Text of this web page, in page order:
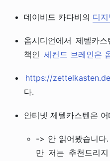
데이비드 카다비의 디
옵시디언에서 제텔카
책인 세컨드 브레인은
https://
다.
안티넷 제텔카스텐은
-> 안 읽어봤습니다
만 저는 추천드리